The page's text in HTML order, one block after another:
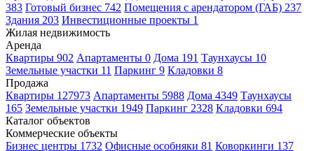
383 Готовый бизнес 742 Помещения с арендатором (ГАБ) 237
Здания 203 Инвестиционные проекты 1
Жилая недвижимость
Аренда
Квартиры 902 Апартаменты 0 Дома 191 Таунхаусы 10
Земельные участки 11 Паркинг 9 Кладовки 8
Продажа
Квартиры 127973 Апартаменты 5988 Дома 4349 Таунхаусы
165 Земельные участки 1949 Паркинг 2328 Кладовки 694
Каталог объектов
Коммерческие объекты
Бизнес центры 1732 Офисные особняки 81 Коворкинги 137